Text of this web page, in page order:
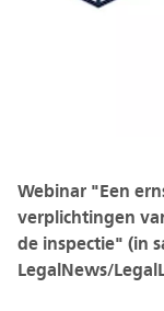
Webinar "Een
verplichtingen
de inspectie" (in
LegalNews/